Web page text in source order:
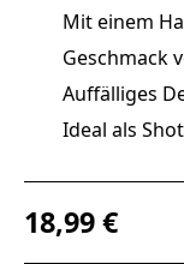
Mit einem
Geschmack
Auffälliges
Ideal als
Regulärer Preis:
18,99 €